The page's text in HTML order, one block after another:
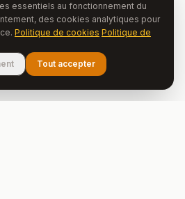
essentiels au fonctionnement du
des cookies analytiques pour
Politique de cookies Politique de
Tout accepter